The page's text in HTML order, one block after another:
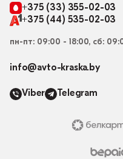
+375 (33) 355-02-03
+375 (44) 535-02-03
пн-пт: 09:00 - 18:00, сб:
info@avto-kraska.by
Viber Telegram